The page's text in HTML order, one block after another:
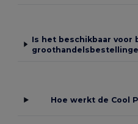
Is het beschikbaar voor
Hoe werkt de Cool